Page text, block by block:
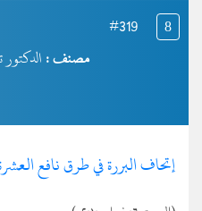
8
#319
مصنف :
إتحاف البررة في طرق نافع